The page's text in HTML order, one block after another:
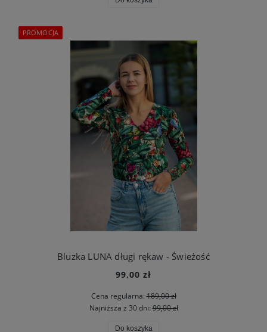
Bluzka LUNA długi rękaw - Świeżość
99,00 zł
Cena regularna:189,00 zł
Najniższa z 30 dni:99,00 zł
Do koszyka
PROMOCJA